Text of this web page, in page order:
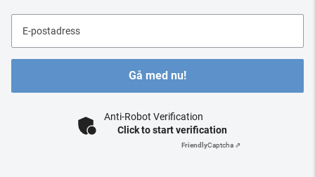
E-postadress
Gå med nu!
Anti-Robot Verification
Click to start verification
FriendlyCaptcha ⇗